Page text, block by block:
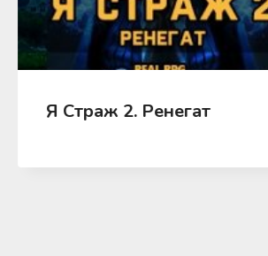
Я Страж 2. Ренегат